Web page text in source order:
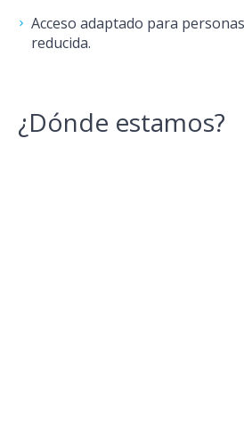
Acceso adaptado para
reducida.
¿Dónde estamos?